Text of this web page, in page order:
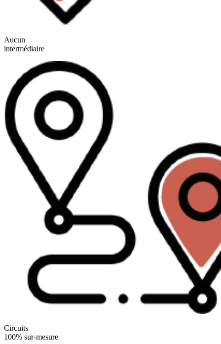
Aucun
intermédiaire
Circuits
100% sur-mesure